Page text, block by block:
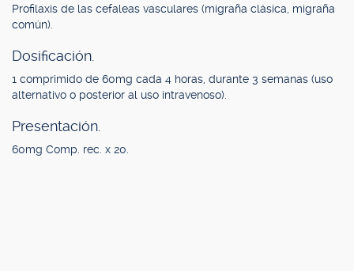
Profilaxis de las cefaleas vasculares (migraña clásica, migraña
común).
Dosificación.
1 comprimido de 60mg cada 4 horas, durante 3 semanas (uso
alternativo o posterior al uso intravenoso).
Presentación.
60mg Comp. rec. x 20.